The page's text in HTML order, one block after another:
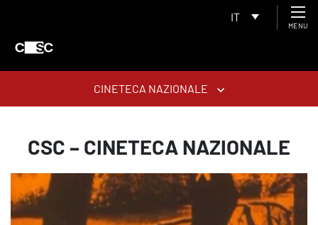
IT
MENU
CINETECA NAZIONALE
CSC – CINETECA NAZIONALE